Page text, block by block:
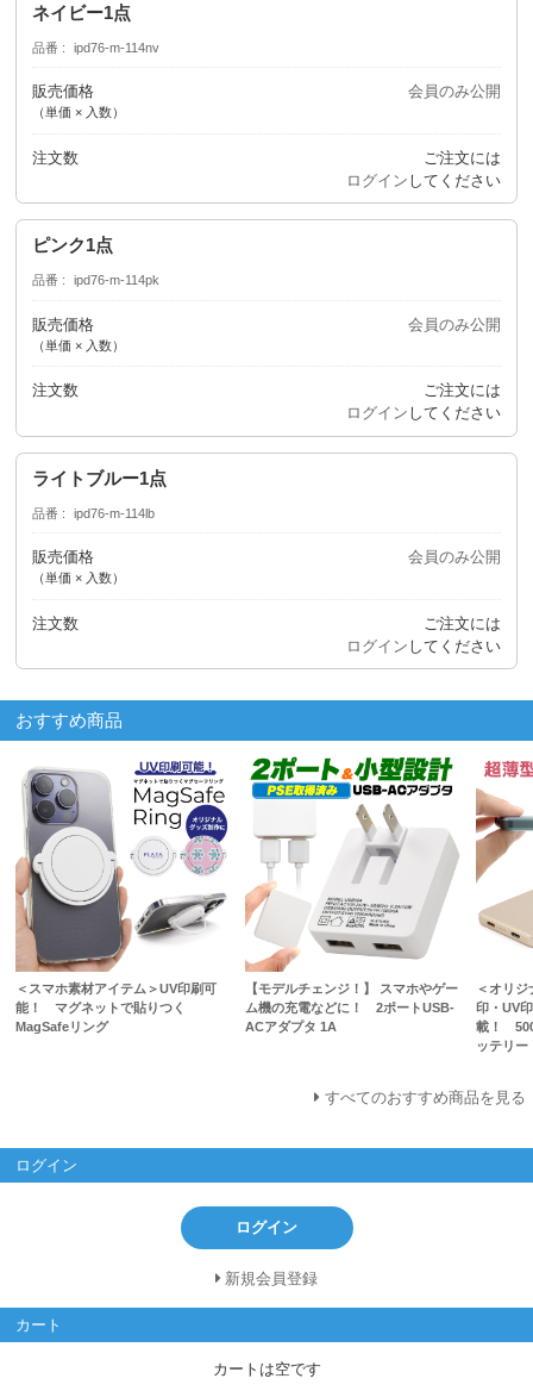
ネイビー1点
品番 ipd76-m-114nv
販売価格
（単価 × 入数）
会員のみ公開
注文数
ご注文には
ログイン してください
ピンク1点
品番 ipd76-m-114pk
販売価格
（単価 × 入数）
会員のみ公開
注文数
ご注文には
ログイン してください
ライトブルー1点
品番 ipd76-m-114lb
販売価格
（単価 × 入数）
会員のみ公開
注文数
ご注文には
ログイン してください
おすすめ商品
＜スマホ素材アイテム＞UV印刷可
能！ マグネットで貼りつく
MagSafeリング
【モデルチェンジ！】 スマホやゲー
ム機の充電などに！ 2ポートUSB-
ACアダプタ 1A
＜オリ
印・UV
載！
ッテリー
すべてのおすすめ商品を見る
ログイン
ログイン
新規会員登録
カート
カートは空です